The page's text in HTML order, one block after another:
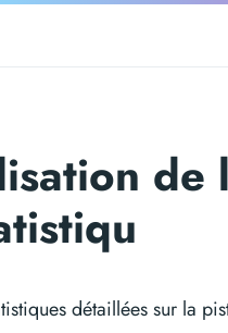
de
détaillées sur la